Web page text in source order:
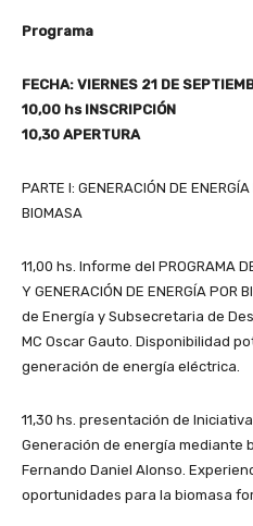
Programa
FECHA: VIERNES 21 DE
10,00 hs INSCRIPCIÓN
10,30 APERTURA
PARTE I: GENERACIÓN DE
BIOMASA
11,00 hs. Informe del PROGRAMA
Y GENERACIÓN DE ENERGÍA POR
de Energía y Subsecretaria de
MC Oscar Gauto. Disponibilidad
generación de energía eléctrica.
11,30 hs. presentación de
Generación de energía mediante
Fernando Daniel Alonso.
oportunidades para la biomasa